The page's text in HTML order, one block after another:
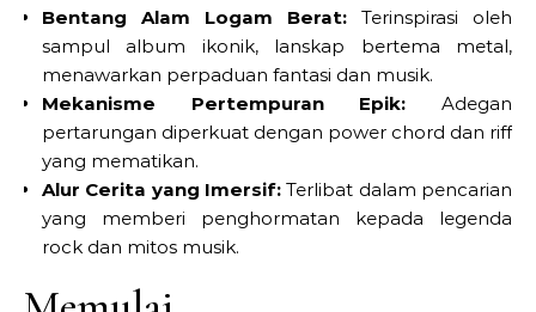
Bentang Alam Logam Berat: Terinspirasi oleh
sampul album ikonik, lanskap bertema metal,
menawarkan perpaduan fantasi dan musik.
Mekanisme Pertempuran Epik: Adegan
pertarungan diperkuat dengan power chord dan riff
yang mematikan.
Alur Cerita yang Imersif: Terlibat dalam pencarian
yang memberi penghormatan kepada legenda
rock dan mitos musik.